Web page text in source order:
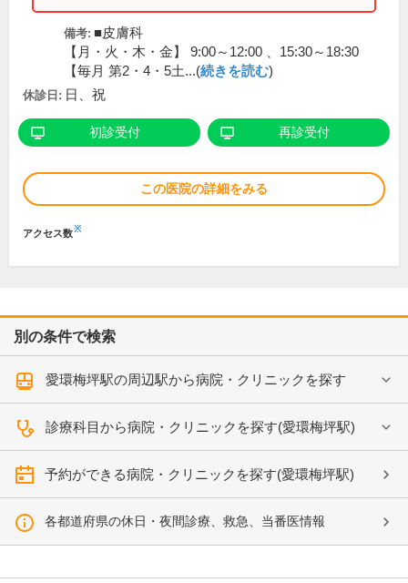
備考: ■皮膚科
【月・火・木・金】 9:00～12:00 、15:30～18:30
【毎月 第2・4・5土...(続きを読む)
休診日: 日、祝
初診受付 再診受付
この医院の詳細をみる
アクセス数※
別の条件で検索
愛環梅坪駅の周辺駅から病院・クリニックを探す
診療科目から病院・クリニックを探す(愛環梅坪駅)
予約ができる病院・クリニックを探す(愛環梅坪駅)
各都道府県の休日・夜間診療、救急、当番医情報